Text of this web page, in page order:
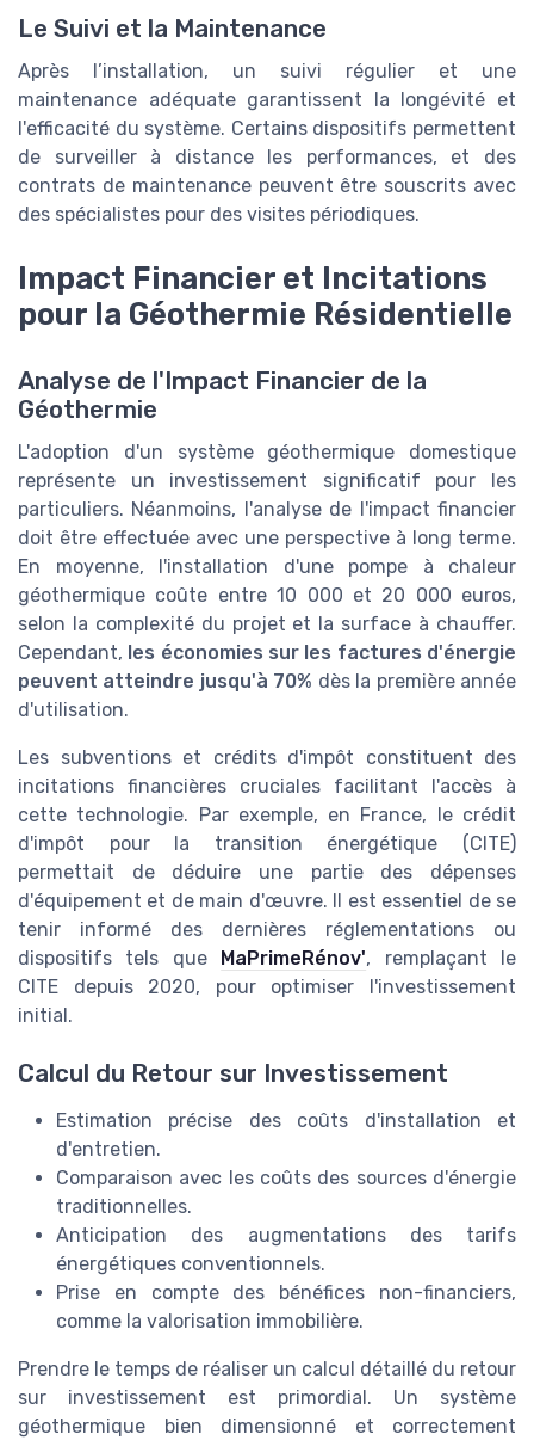
Le Suivi et la Maintenance
Après l’installation, un suivi régulier et une
maintenance adéquate garantissent la longévité et
l'efficacité du système. Certains dispositifs permettent
de surveiller à distance les performances, et des
contrats de maintenance peuvent être souscrits avec
des spécialistes pour des visites périodiques.
Impact Financier et Incitations
pour la Géothermie Résidentielle
Analyse de l'Impact Financier de la
Géothermie
L'adoption d'un système géothermique domestique
représente un investissement significatif pour les
particuliers. Néanmoins, l'analyse de l'impact financier
doit être effectuée avec une perspective à long terme.
En moyenne, l'installation d'une pompe à chaleur
géothermique coûte entre 10 000 et 20 000 euros,
selon la complexité du projet et la surface à chauffer.
Cependant, les économies sur les factures d'énergie
peuvent atteindre jusqu'à 70% dès la première année
d'utilisation.
Les subventions et crédits d'impôt constituent des
incitations financières cruciales facilitant l'accès à
cette technologie. Par exemple, en France, le crédit
d'impôt pour la transition énergétique (CITE)
permettait de déduire une partie des dépenses
d'équipement et de main d'œuvre. Il est essentiel de se
tenir informé des dernières réglementations ou
dispositifs tels que MaPrimeRénov', remplaçant le
CITE depuis 2020, pour optimiser l'investissement
initial.
Calcul du Retour sur Investissement
Estimation précise des coûts d'installation et
d'entretien.
Comparaison avec les coûts des sources d'énergie
traditionnelles.
Anticipation des augmentations des tarifs
énergétiques conventionnels.
Prise en compte des bénéfices non-financiers,
comme la valorisation immobilière.
Prendre le temps de réaliser un calcul détaillé du retour
sur investissement est primordial. Un système
géothermique bien dimensionné et correctement